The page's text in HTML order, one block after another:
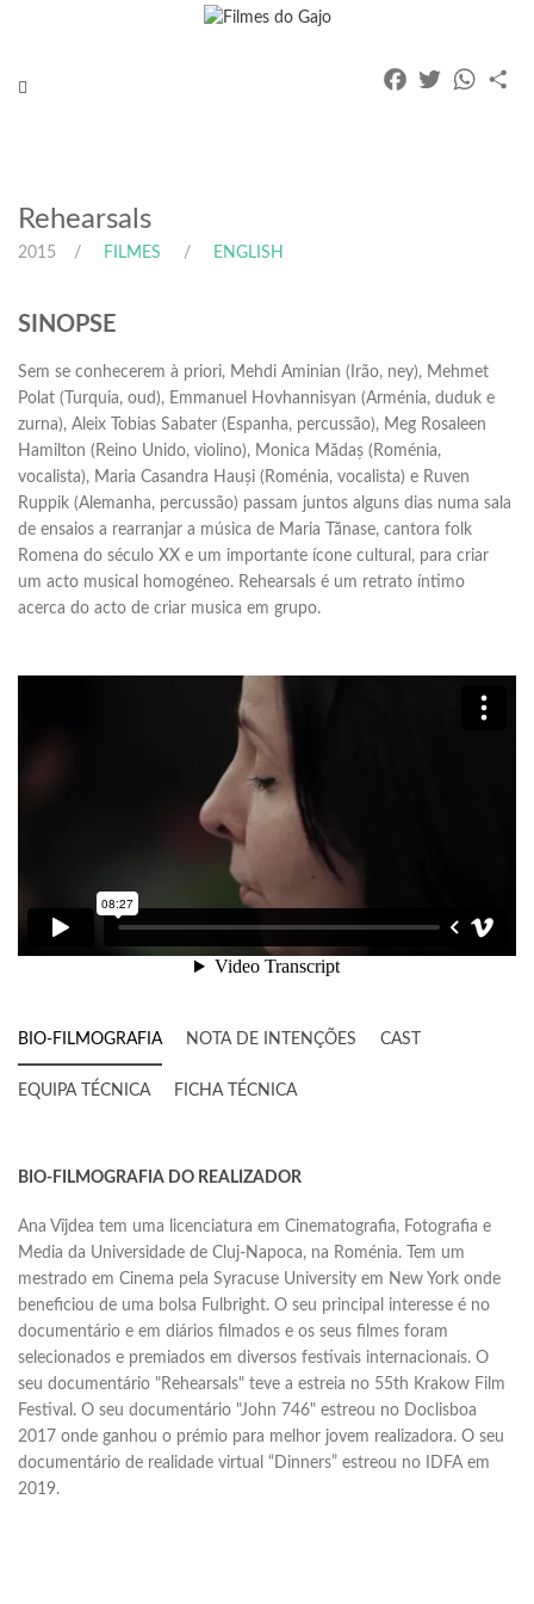
Toggle
FacebookTwitter
Rehearsals
2015 FILMES ENGLISH
SINOPSE
Sem se conhecerem à priori, Mehdi Aminian (Irão, ney), Mehmet
Polat (Turquia, oud), Emmanuel Hovhannisyan (Arménia, duduk e
zurna), Aleix Tobias Sabater (Espanha, percussão), Meg Rosaleen
Hamilton (Reino Unido, violino), Monica Mădaș (Roménia,
vocalista), Maria Casandra Hauși (Roménia, vocalista) e Ruven
Ruppik (Alemanha, percussão) passam juntos alguns dias numa sala
de ensaios a rearranjar a música de Maria Tănase, cantora folk
Romena do século XX e um importante ícone cultural, para criar
um acto musical homogéneo. Rehearsals é um retrato íntimo
acerca do acto de criar musica em grupo.
BIO-FILMOGRAFIA NOTA DE INTENÇÕES CAST
EQUIPA TÉCNICA FICHA TÉCNICA
BIO-FILMOGRAFIA DO REALIZADOR
Ana Vîjdea tem uma licenciatura em Cinematografia, Fotografia e
Media da Universidade de Cluj-Napoca, na Roménia. Tem um
mestrado em Cinema pela Syracuse University em New York onde
beneficiou de uma bolsa Fulbright. O seu principal interesse é no
documentário e em diários filmados e os seus filmes foram
selecionados e premiados em diversos festivais internacionais. O
seu documentário "Rehearsals" teve a estreia no 55th Krakow Film
Festival. O seu documentário "John 746" estreou no Doclisboa
2017 onde ganhou o prémio para melhor jovem realizadora. O seu
documentário de realidade virtual “Dinners” estreou no IDFA em
2019.